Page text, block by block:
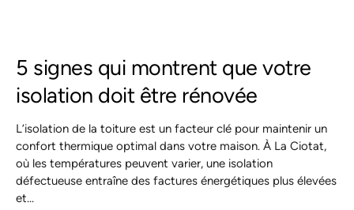
5 signes qui montrent que votre
isolation doit être rénovée
L’isolation de la toiture est un facteur clé pour maintenir un
confort thermique optimal dans votre maison. À La Ciotat,
où les températures peuvent varier, une isolation
défectueuse entraîne des factures énergétiques plus élevées
et